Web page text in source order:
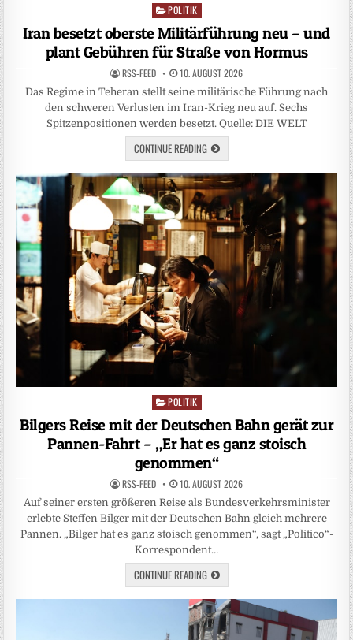
Posted
in
POLITIK
Iran besetzt oberste Militärführung neu – und
plant Gebühren für Straße von Hormus
RSS-FEED 10. AUGUST 2026
Das Regime in Teheran stellt seine militärische Führung nach
den schweren Verlusten im Iran-Krieg neu auf. Sechs
Spitzenpositionen werden besetzt. Quelle: DIE WELT
CONTINUE READING
Posted
in
POLITIK
Bilgers Reise mit der Deutschen Bahn gerät zur
Pannen-Fahrt – „Er hat es ganz stoisch
genommen“
RSS-FEED 10. AUGUST 2026
Auf seiner ersten größeren Reise als Bundesverkehrsminister
erlebte Steffen Bilger mit der Deutschen Bahn gleich mehrere
Pannen. „Bilger hat es ganz stoisch genommen“, sagt „Politico“-
Korrespondent…
CONTINUE READING